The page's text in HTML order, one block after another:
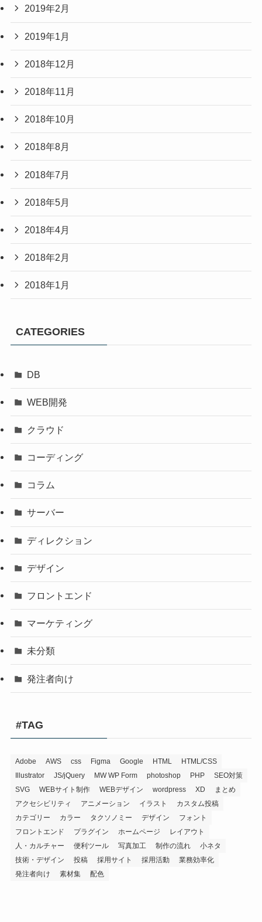
2019年2月
2019年1月
2018年12月
2018年11月
2018年10月
2018年8月
2018年7月
2018年5月
2018年4月
2018年2月
2018年1月
CATEGORIES
DB
WEB開発
クラウド
コーディング
コラム
サーバー
ディレクション
デザイン
フロントエンド
マーケティング
未分類
発注者向け
#TAG
Adobe AWS css Figma Google HTML
HTML/CSS
Illustrator
JS/jQuery MW WP Form photoshop PHP
SEO対策
SVG
WEBサイト制作 WEBデザイン wordpress XD
まとめ
アクセシビリティ
アニメーション イラスト
カスタム投稿
カテゴリー
カラー タクソノミー デザイン
フォント
フロントエンド
プラグイン ホームページ
レイアウト
人・カルチャー
便利ツール 写真加工 制作の流れ
小ネタ
技術・デザイン
投稿 採用サイト 採用活動
業務効率化
発注者向け
素材集 配色